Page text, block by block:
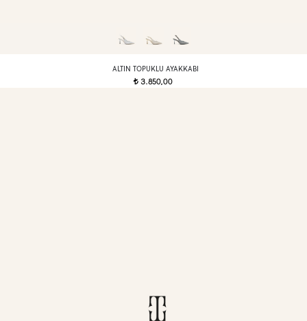
ALTIN TOPUKLU AYAKKABI
t3.850,00